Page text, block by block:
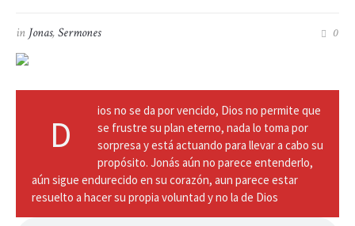
in Jonas,Sermones 0
D
ios no se da por vencido, Dios no permite que
se frustre su plan eterno, nada lo toma por
sorpresa y está actuando para llevar a cabo su
propósito. Jonás aún no parece entenderlo,
aún sigue endurecido en su corazón, aun parece estar
resuelto a hacer su propia voluntad y no la de Dios